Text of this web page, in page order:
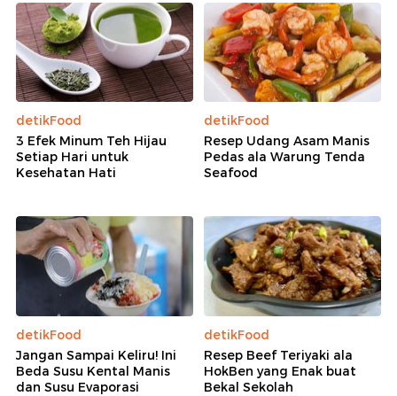
detikFood
3 Efek Minum Teh Hijau
Setiap Hari untuk
Kesehatan Hati
detikFood
Resep Udang Asam Manis
Pedas ala Warung Tenda
Seafood
detikFood
Jangan Sampai Keliru! Ini
Beda Susu Kental Manis
dan Susu Evaporasi
detikFood
Resep Beef Teriyaki ala
HokBen yang Enak buat
Bekal Sekolah